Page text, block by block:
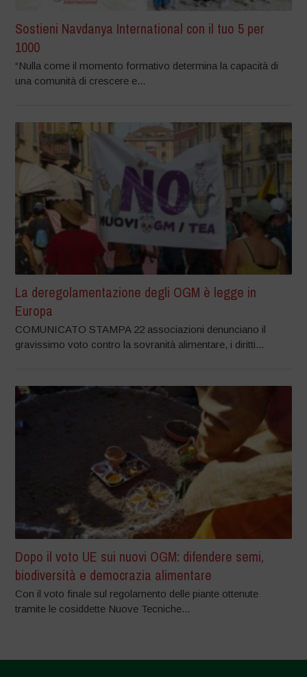
Sostieni Navdanya International con il tuo 5 per
1000
“Nulla come il momento formativo determina la capacità di
una comunità di crescere e...
La deregolamentazione degli OGM è legge in
Europa
COMUNICATO STAMPA 22 associazioni denunciano il
gravissimo voto contro la sovranità alimentare, i diritti...
Dopo il voto UE sui nuovi OGM: difendere semi,
biodiversità e democrazia alimentare
Con il voto finale sul regolamento delle piante ottenute
tramite le cosiddette Nuove Tecniche...